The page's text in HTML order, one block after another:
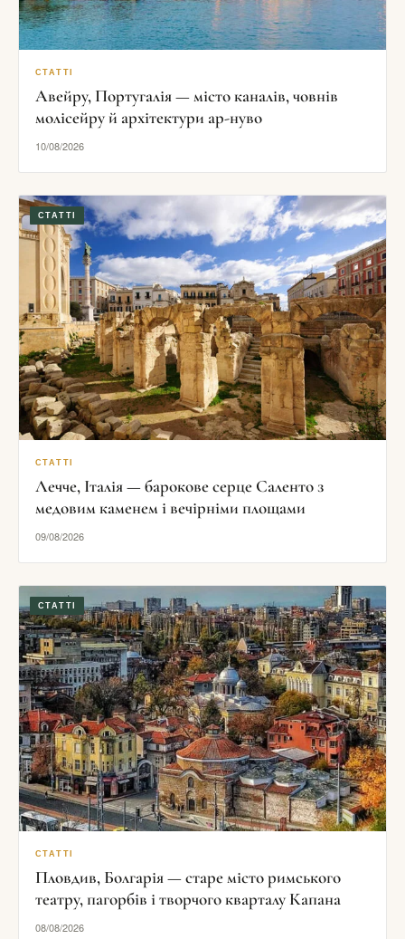
СТАТТІ
Авейру, Португалія — місто каналів, човнів
молісейру й архітектури ар-нуво
10/08/2026
СТАТТІ
СТАТТІ
Лечче, Італія — барокове серце Саленто з
медовим каменем і вечірніми площами
09/08/2026
СТАТТІ
СТАТТІ
Пловдив, Болгарія — старе місто римського
театру, пагорбів і творчого кварталу Капана
08/08/2026